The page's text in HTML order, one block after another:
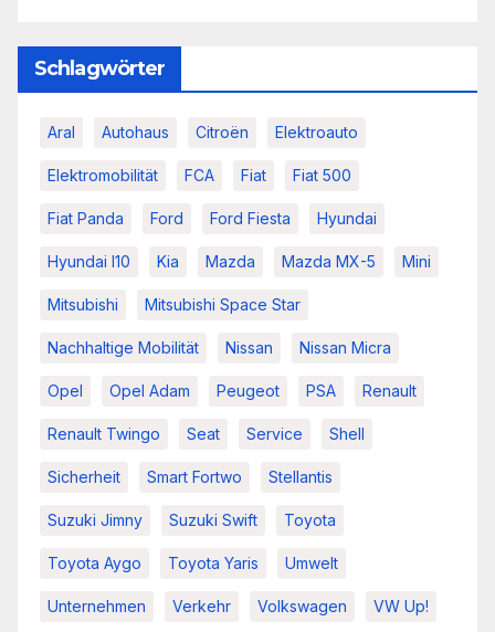
Schlagwörter
Aral Autohaus Citroën Elektroauto
Elektromobilität FCA Fiat Fiat 500
Fiat Panda Ford Ford Fiesta Hyundai
Hyundai I10 Kia Mazda Mazda MX-5 Mini
Mitsubishi Mitsubishi Space Star
Nachhaltige Mobilität Nissan Nissan Micra
Opel Opel Adam Peugeot PSA Renault
Renault Twingo Seat Service Shell
Sicherheit Smart Fortwo Stellantis
Suzuki Jimny Suzuki Swift Toyota
Toyota Aygo Toyota Yaris Umwelt
Unternehmen Verkehr Volkswagen VW Up!